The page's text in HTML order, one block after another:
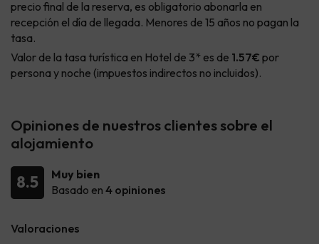
precio final de la reserva, es obligatorio abonarla en
recepción el día de llegada. Menores de 15 años no pagan la
tasa.
Valor de la tasa turística en Hotel de 3* es de 1.57€ por
persona y noche (impuestos indirectos no incluidos).
Opiniones de nuestros clientes sobre el
alojamiento
8.5
Muy bien
Basado en 4 opiniones